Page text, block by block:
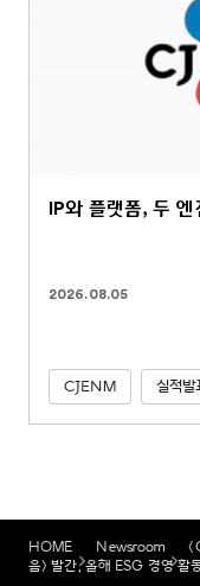
IP와 플랫폼, 두
2026.08.05
CJENM 실적발
HOME Newsroom
음> 발간, 올해 ESG 경영 활